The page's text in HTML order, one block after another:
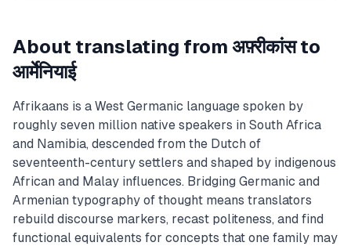
About translating from अफ़्रीकांसto
आर्मेनियाई
Afrikaans is a West Germanic language spoken by
roughly seven million native speakers in South Africa
and Namibia, descended from the Dutch of
seventeenth-century settlers and shaped by indigenous
African and Malay influences. Bridging Germanic and
Armenian typography of thought means translators
rebuild discourse markers, recast politeness, and find
functional equivalents for concepts that one family may